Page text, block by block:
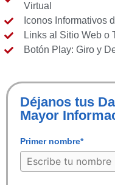
Virtual
Iconos Informativos
Links al Sitio Web o
Botón Play: Giro y
Déjanos tus
Mayor
Primer nombre*